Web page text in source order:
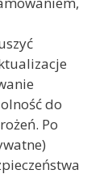
do
Po